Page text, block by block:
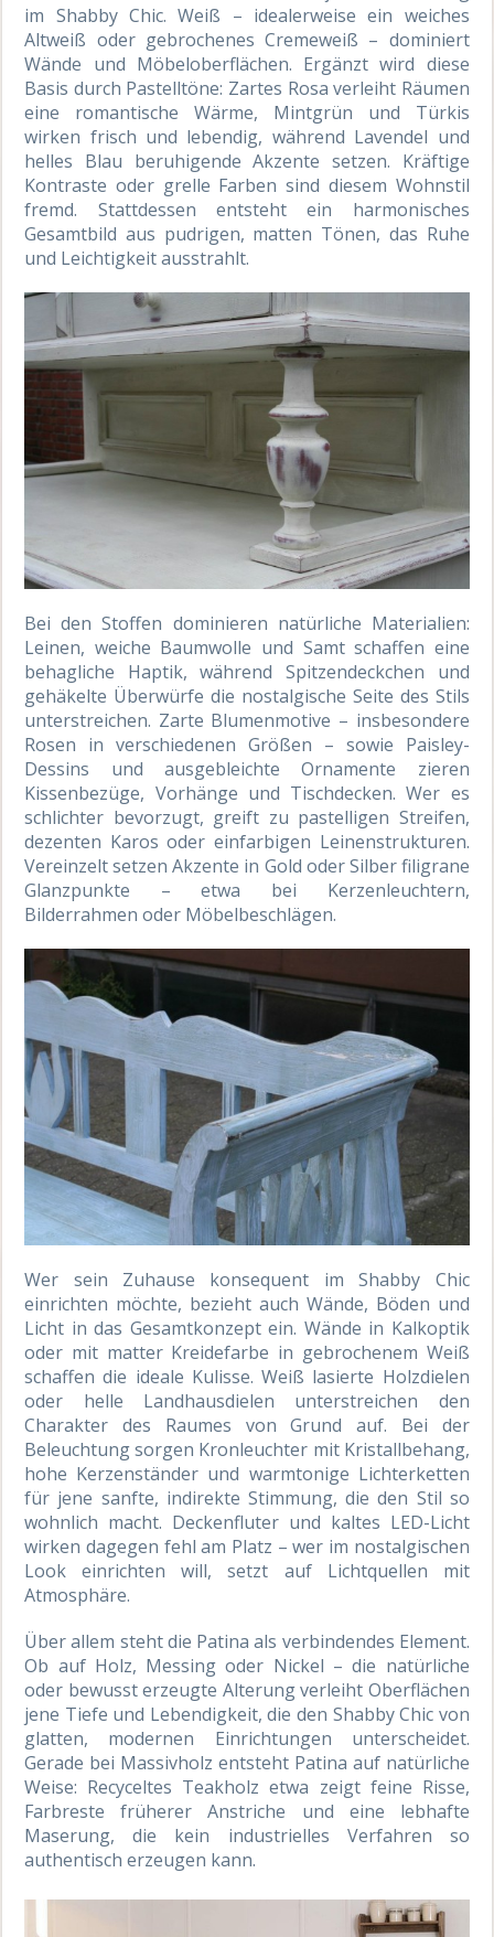
im Shabby Chic. Weiß – idealerweise ein weiches
Altweiß oder gebrochenes Cremeweiß – dominiert
Wände und Möbeloberflächen. Ergänzt wird diese
Basis durch Pastelltöne: Zartes Rosa verleiht Räumen
eine romantische Wärme, Mintgrün und Türkis
wirken frisch und lebendig, während Lavendel und
helles Blau beruhigende Akzente setzen. Kräftige
Kontraste oder grelle Farben sind diesem Wohnstil
fremd. Stattdessen entsteht ein harmonisches
Gesamtbild aus pudrigen, matten Tönen, das Ruhe
und Leichtigkeit ausstrahlt.
Bei den Stoffen dominieren natürliche Materialien:
Leinen, weiche Baumwolle und Samt schaffen eine
behagliche Haptik, während Spitzendeckchen und
gehäkelte Überwürfe die nostalgische Seite des Stils
unterstreichen. Zarte Blumenmotive – insbesondere
Rosen in verschiedenen Größen – sowie Paisley-
Dessins und ausgebleichte Ornamente zieren
Kissenbezüge, Vorhänge und Tischdecken. Wer es
schlichter bevorzugt, greift zu pastelligen Streifen,
dezenten Karos oder einfarbigen Leinenstrukturen.
Vereinzelt setzen Akzente in Gold oder Silber filigrane
Glanzpunkte – etwa bei Kerzenleuchtern,
Bilderrahmen oder Möbelbeschlägen.
Wer sein Zuhause konsequent im Shabby Chic
einrichten möchte, bezieht auch Wände, Böden und
Licht in das Gesamtkonzept ein. Wände in Kalkoptik
oder mit matter Kreidefarbe in gebrochenem Weiß
schaffen die ideale Kulisse. Weiß lasierte Holzdielen
oder helle Landhausdielen unterstreichen den
Charakter des Raumes von Grund auf. Bei der
Beleuchtung sorgen Kronleuchter mit Kristallbehang,
hohe Kerzenständer und warmtonige Lichterketten
für jene sanfte, indirekte Stimmung, die den Stil so
wohnlich macht. Deckenfluter und kaltes LED-Licht
wirken dagegen fehl am Platz – wer im nostalgischen
Look einrichten will, setzt auf Lichtquellen mit
Atmosphäre.
Über allem steht die Patina als verbindendes Element.
Ob auf Holz, Messing oder Nickel – die natürliche
oder bewusst erzeugte Alterung verleiht Oberflächen
jene Tiefe und Lebendigkeit, die den Shabby Chic von
glatten, modernen Einrichtungen unterscheidet.
Gerade bei Massivholz entsteht Patina auf natürliche
Weise: Recyceltes Teakholz etwa zeigt feine Risse,
Farbreste früherer Anstriche und eine lebhafte
Maserung, die kein industrielles Verfahren so
authentisch erzeugen kann.